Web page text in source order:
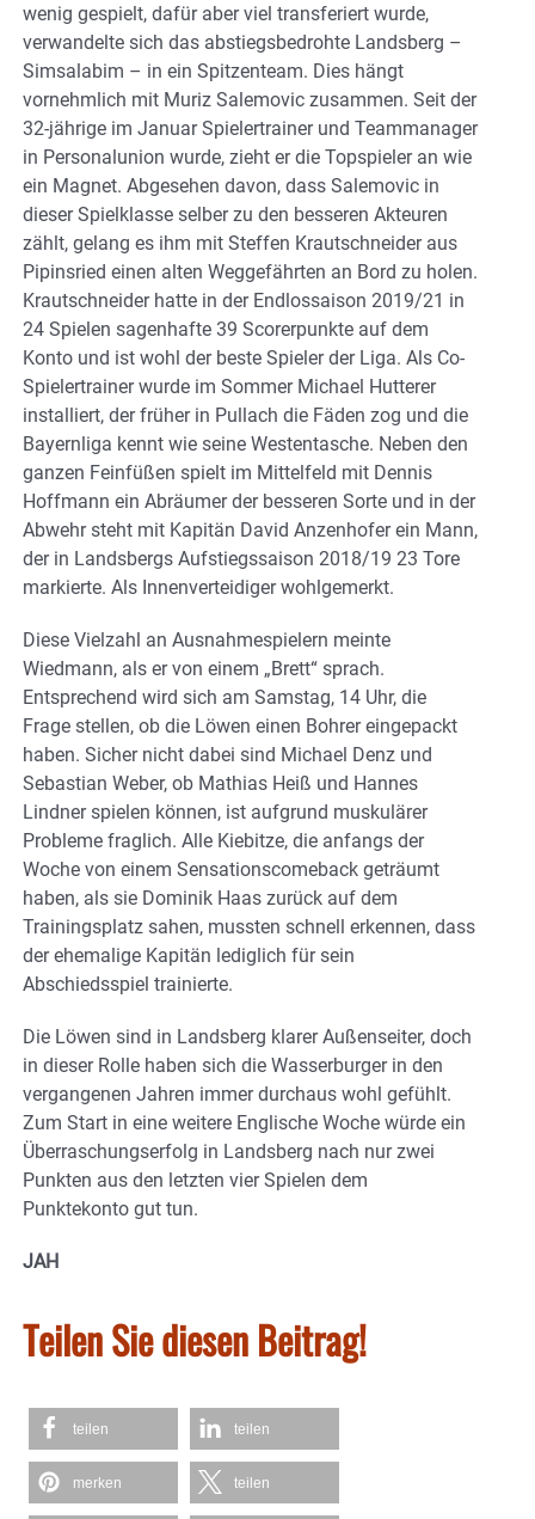
wenig gespielt, dafür aber viel transferiert wurde,
verwandelte sich das abstiegsbedrohte Landsberg –
Simsalabim – in ein Spitzenteam. Dies hängt
vornehmlich mit Muriz Salemovic zusammen. Seit der
32-jährige im Januar Spielertrainer und Teammanager
in Personalunion wurde, zieht er die Topspieler an wie
ein Magnet. Abgesehen davon, dass Salemovic in
dieser Spielklasse selber zu den besseren Akteuren
zählt, gelang es ihm mit Steffen Krautschneider aus
Pipinsried einen alten Weggefährten an Bord zu holen.
Krautschneider hatte in der Endlossaison 2019/21 in
24 Spielen sagenhafte 39 Scorerpunkte auf dem
Konto und ist wohl der beste Spieler der Liga. Als Co-
Spielertrainer wurde im Sommer Michael Hutterer
installiert, der früher in Pullach die Fäden zog und die
Bayernliga kennt wie seine Westentasche. Neben den
ganzen Feinfüßen spielt im Mittelfeld mit Dennis
Hoffmann ein Abräumer der besseren Sorte und in der
Abwehr steht mit Kapitän David Anzenhofer ein Mann,
der in Landsbergs Aufstiegssaison 2018/19 23 Tore
markierte. Als Innenverteidiger wohlgemerkt.
Diese Vielzahl an Ausnahmespielern meinte
Wiedmann, als er von einem „Brett“ sprach.
Entsprechend wird sich am Samstag, 14 Uhr, die
Frage stellen, ob die Löwen einen Bohrer eingepackt
haben. Sicher nicht dabei sind Michael Denz und
Sebastian Weber, ob Mathias Heiß und Hannes
Lindner spielen können, ist aufgrund muskulärer
Probleme fraglich. Alle Kiebitze, die anfangs der
Woche von einem Sensationscomeback geträumt
haben, als sie Dominik Haas zurück auf dem
Trainingsplatz sahen, mussten schnell erkennen, dass
der ehemalige Kapitän lediglich für sein
Abschiedsspiel trainierte.
Die Löwen sind in Landsberg klarer Außenseiter, doch
in dieser Rolle haben sich die Wasserburger in den
vergangenen Jahren immer durchaus wohl gefühlt.
Zum Start in eine weitere Englische Woche würde ein
Überraschungserfolg in Landsberg nach nur zwei
Punkten aus den letzten vier Spielen dem
Punktekonto gut tun.
JAH
Teilen Sie diesen Beitrag!
teilen teilen
merken teilen